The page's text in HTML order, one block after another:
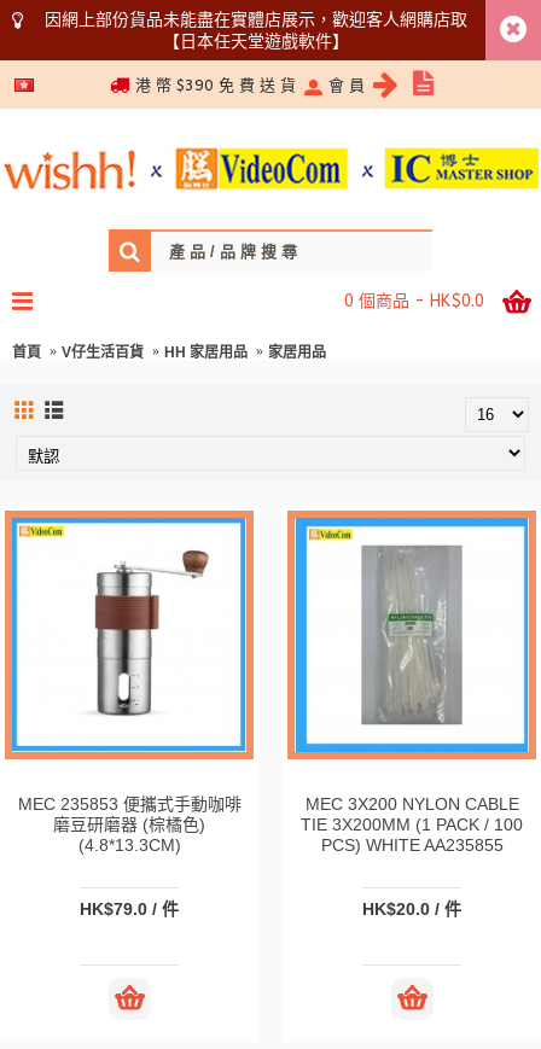
因網上部份貨品未能盡在實體店展示，歡迎客人網購店取
【日本任天堂遊戲軟件】
5366 1340
港 幣 $390 免 費 送 貨 會 員
0 個商品 - HK$0.0
首頁 V仔生活百貨 HH 家居用品 家居用品
MEC 235853 便攜式手動咖啡
磨豆研磨器 (棕橘色)
(4.8*13.3CM)
HK$79.0 / 件
MEC 3X200 NYLON CABLE
TIE 3X200MM (1 PACK / 100
PCS) WHITE AA235855
HK$20.0 / 件